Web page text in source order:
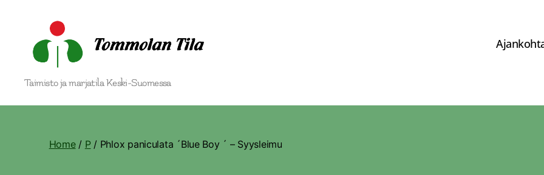
Tommolan
Tila
Taimisto ja marjatila Keski-Suomessa
Home/ P/ Phlox paniculata ´Blue Boy ´ – Syysleimu